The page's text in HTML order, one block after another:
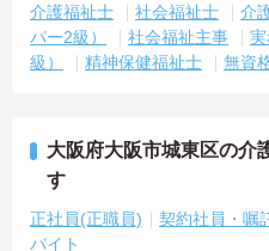
介護福祉士 社会福祉士
介
パー2級）
社会福祉主事
級）
精神保健福祉士 無資
大阪府大阪市城東区の介
す
正社員(正職員) 契約社員・嘱
バイト